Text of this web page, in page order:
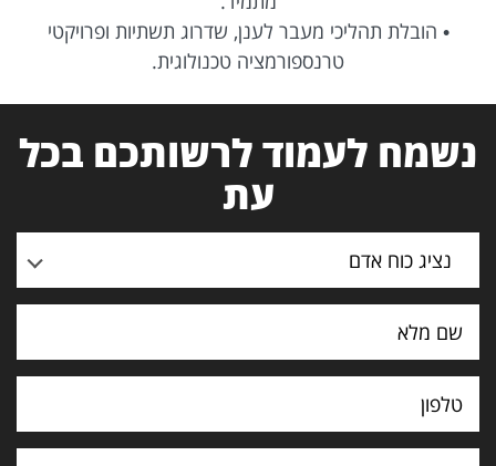
• הובלת תהליכי מעבר לענן, שדרוג תשתיות ופרויקטי
טרנספורמציה טכנולוגית.
נשמח לעמוד לרשותכם בכל
עת
נציג כוח אדם